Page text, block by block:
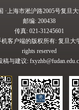
·上海市淞沪路2005号复旦
邮编: 200438
传真: 021-31245601
机客户端的版权所有: 复旦大
rights reserved
稿与建议: